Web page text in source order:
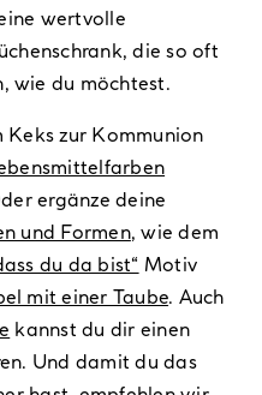
wertvolle
die so oft
wie du möchtest.
zur Kommunion
ergänze deine
und Formen, wie dem
du da bist“ Motiv
mit einer Taube. Auch
kannst du dir einen
Und damit du das